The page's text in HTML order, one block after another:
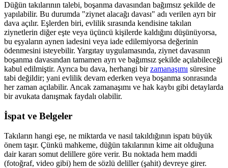
Düğün takılarının talebi, boşanma davasından bağımsız şekilde de
yapılabilir. Bu durumda "ziynet alacağı davası" adı verilen ayrı bir
dava açılır. Eşlerden biri, evlilik sırasında kendisine takılan
ziynetlerin diğer eşte veya üçüncü kişilerde kaldığını düşünüyorsa,
bu eşyaların aynen iadesini veya iade edilemiyorsa değerinin
ödenmesini isteyebilir. Yargıtay uygulamasında, ziynet davasının
boşanma davasından tamamen ayrı ve bağımsız şekilde açılabileceği
kabul edilmiştir. Ayrıca bu dava, herhangi birzamanaşımı süresine
tabi değildir; yani evlilik devam ederken veya boşanma sonrasında
her zaman açılabilir. Ancak zamanaşımı ve hak kaybı gibi detaylarda
bir avukata danışmak faydalı olabilir.
İspat ve Belgeler
Takıların hangi eşe, ne miktarda ve nasıl takıldığının ispatı büyük
önem taşır. Çünkü mahkeme, düğün takılarının kime ait olduğuna
dair kararı somut delillere göre verir. Bu noktada hem maddi
(fotoğraf, video gibi) hem de sözlü deliller (şahit) devreye girer.